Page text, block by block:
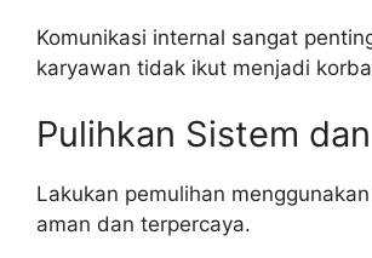
Komunikasi internal sangat
karyawan tidak ikut menjadi
Pulihkan Sistem
Lakukan pemulihan
aman dan terpercaya.